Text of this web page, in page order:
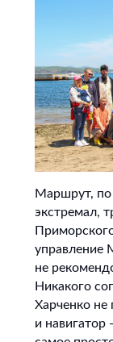
Маршрут, по
экстремал,
управление
не
Никакого
Харченко не
и